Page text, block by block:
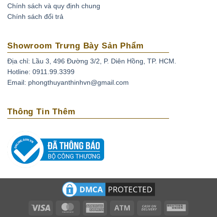
Có những miếng Cẩm thạch quan trọng về mặt văn hoá và
nghệ thuật đã đạt đến mức giá cao ở nhiều nơi trên thế
gọi là “vòng cổ may mắn gấp đôi” được bán tại Christie’s
đề cập đến vận may của chủ sở hữu tăng gấp đôi với mỗi
lần cắt của tảng đá gốc.
Chính sách và quy định chung
Chính sách đổi trả
Showroom Trưng Bày Sản Phẩm
Địa chỉ: Lầu 3, 496 Đường 3/2, P. Diên Hồng, TP. HCM.
Hotline: 0911.99.3399
Email: phongthuyanthinhvn@gmail.com
Thông Tin Thêm
Visa MasterCardAmerican
Atm
Cash
Western